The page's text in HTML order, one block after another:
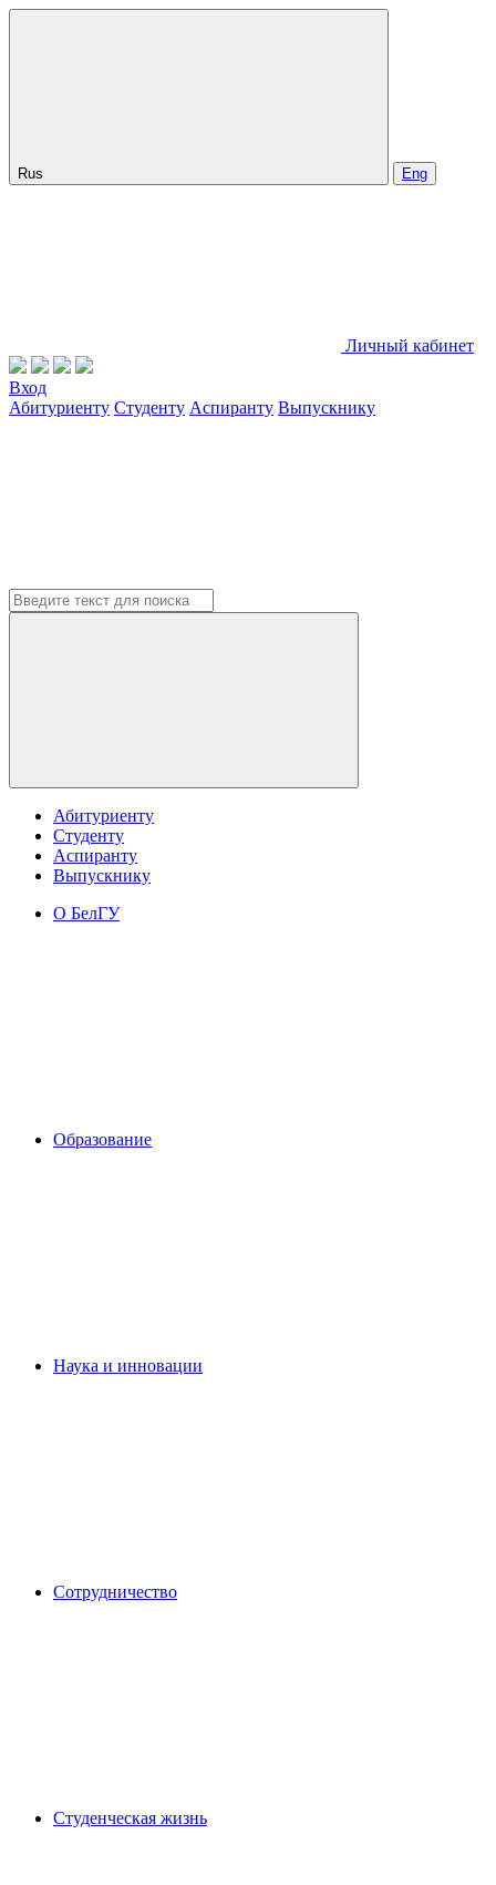
Rus Eng
Личный кабинет
Вход
Абитуриенту Студенту Аспиранту Выпускнику
Абитуриенту
Студенту
Аспиранту
Выпускнику
О БелГУ
Образование
Наука и инновации
Сотрудничество
Студенческая жизнь